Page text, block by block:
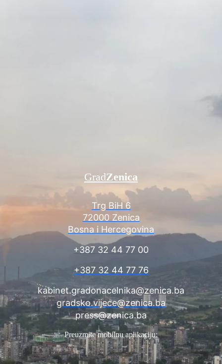
Trg BiH 6
72000 Zenica
Bosna i Hercegovina
+387 32 44 77 00
+387 32 44 77 76
kabinet.gradonacelnika@zenica.ba
gradsko.vijece@zenica.ba
press@zenica.ba
GradZenica
Preuzmite mobilnu aplikaciju: